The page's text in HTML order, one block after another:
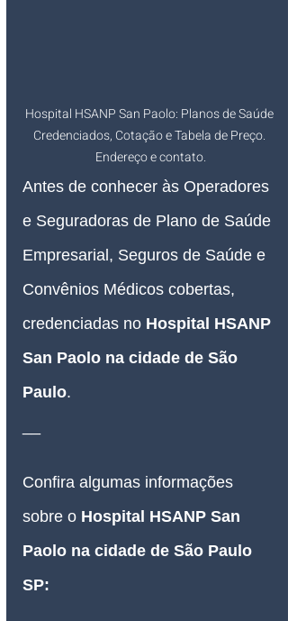
Hospital HSANP San Paolo: Planos de Saúde
Credenciados, Cotação e Tabela de Preço.
Endereço e contato.
Antes de conhecer às Operadores
e Seguradoras de Plano de Saúde
Empresarial, Seguros de Saúde e
Convênios Médicos cobertas,
credenciadas no Hospital HSANP
San Paolo na cidade de São
Paulo.
Confira algumas informações
sobre o Hospital HSANP San
Paolo na cidade de São Paulo
SP: